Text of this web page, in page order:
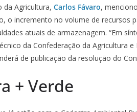
da Agricultura, Carlos Fávaro,
o incremento no volume de recursos
atuais de armazenagem. “Em
da Confederação da Agricultura
de publicação da resolução do
+ Verde